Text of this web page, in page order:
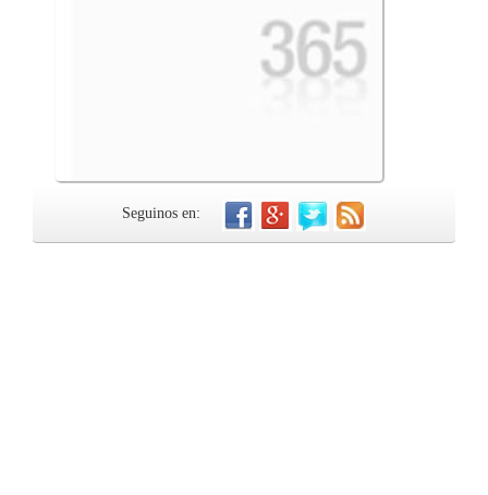
Seguinos en: